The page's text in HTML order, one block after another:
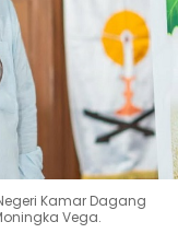
Kamar Dagang
Vega.